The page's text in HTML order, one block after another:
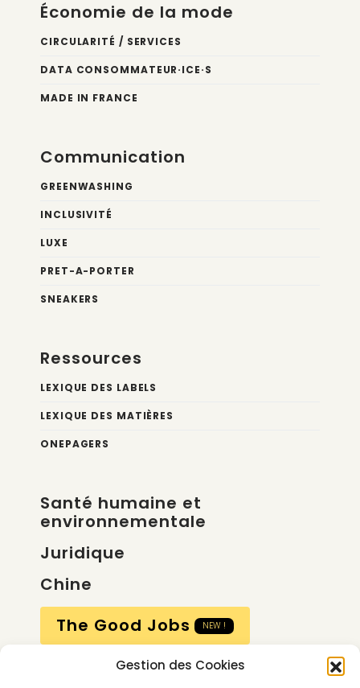
Gestion des Cookies
Économie de la mode
CIRCULARITÉ / SERVICES
DATA CONSOMMATEUR·ICE·S
MADE IN FRANCE
Communication
GREENWASHING
INCLUSIVITÉ
LUXE
PRET-A-PORTER
SNEAKERS
Ressources
LEXIQUE DES LABELS
LEXIQUE DES MATIÈRES
ONEPAGERS
Santé humaine et
environnementale
Juridique
Chine
The Good Jobs
NEW !